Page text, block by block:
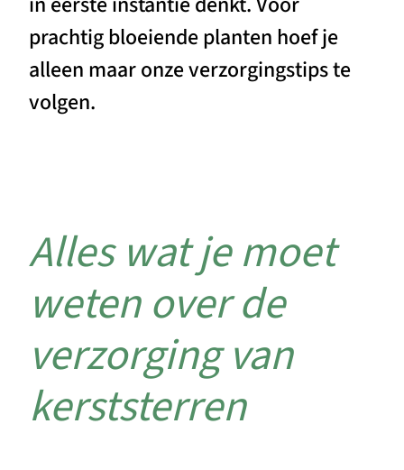
prachtig bloeiende planten hoef je
alleen maar onze verzorgingstips te
volgen.
Alles wat je moet
weten over de
verzorging van
kerststerren